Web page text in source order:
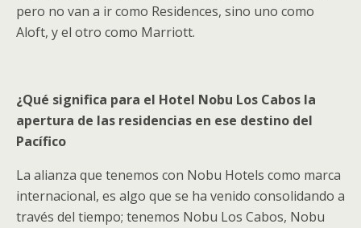
pero no van a ir como Residences, sino uno como
Aloft, y el otro como Marriott.
¿Qué significa para el Hotel Nobu Los Cabos la
apertura de las residencias en ese destino del
Pacífico
La alianza que tenemos con Nobu Hotels como marca
internacional, es algo que se ha venido consolidando a
través del tiempo; tenemos Nobu Los Cabos, Nobu